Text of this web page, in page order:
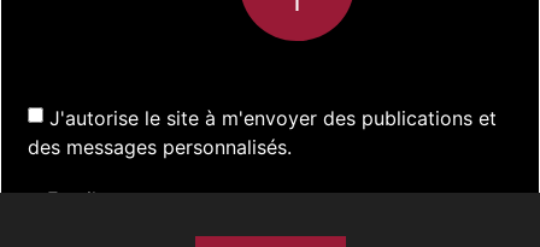
J'autorise le site à m'envoyer des publications et
des messages personnalisés.